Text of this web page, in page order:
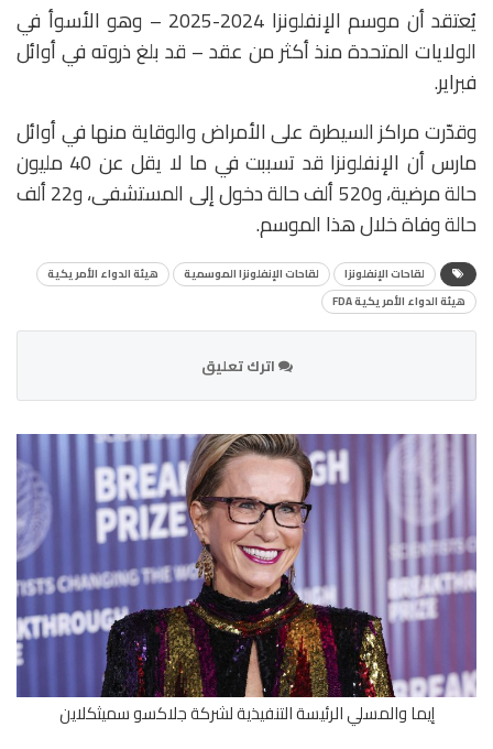
يُعتقد أن موسم الإنفلونزا 2024-2025 – وهو الأسوأ في
الولايات المتحدة منذ أكثر من عقد – قد بلغ ذروته في أوائل
فبراير.
وقدّرت مراكز السيطرة على الأمراض والوقاية منها في أوائل
مارس أن الإنفلونزا قد تسببت في ما لا يقل عن 40 مليون
حالة مرضية، و520 ألف حالة دخول إلى المستشفى، و22 ألف
حالة وفاة خلال هذا الموسم.
لقاحات الإنفلونزا لقاحات الإنفلونزا الموسمية
هيئة الدواء الأمريكية
هيئة الدواء الأمريكية FDA
اترك تعليق
إيما والمسلي الرئيسة التنفيذية لشركة جلاكسو سميثكلاين